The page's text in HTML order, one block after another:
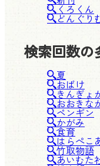
くろくん
どんぐり
検索回数の
夏
おばけ
きんぎょ
おおきな
ペンギン
かがみ
食育
はらぺこ
竹取物語
あいむた